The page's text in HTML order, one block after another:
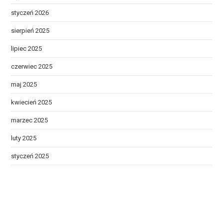
styczeń 2026
sierpień 2025
lipiec 2025
czerwiec 2025
maj 2025
kwiecień 2025
marzec 2025
luty 2025
styczeń 2025